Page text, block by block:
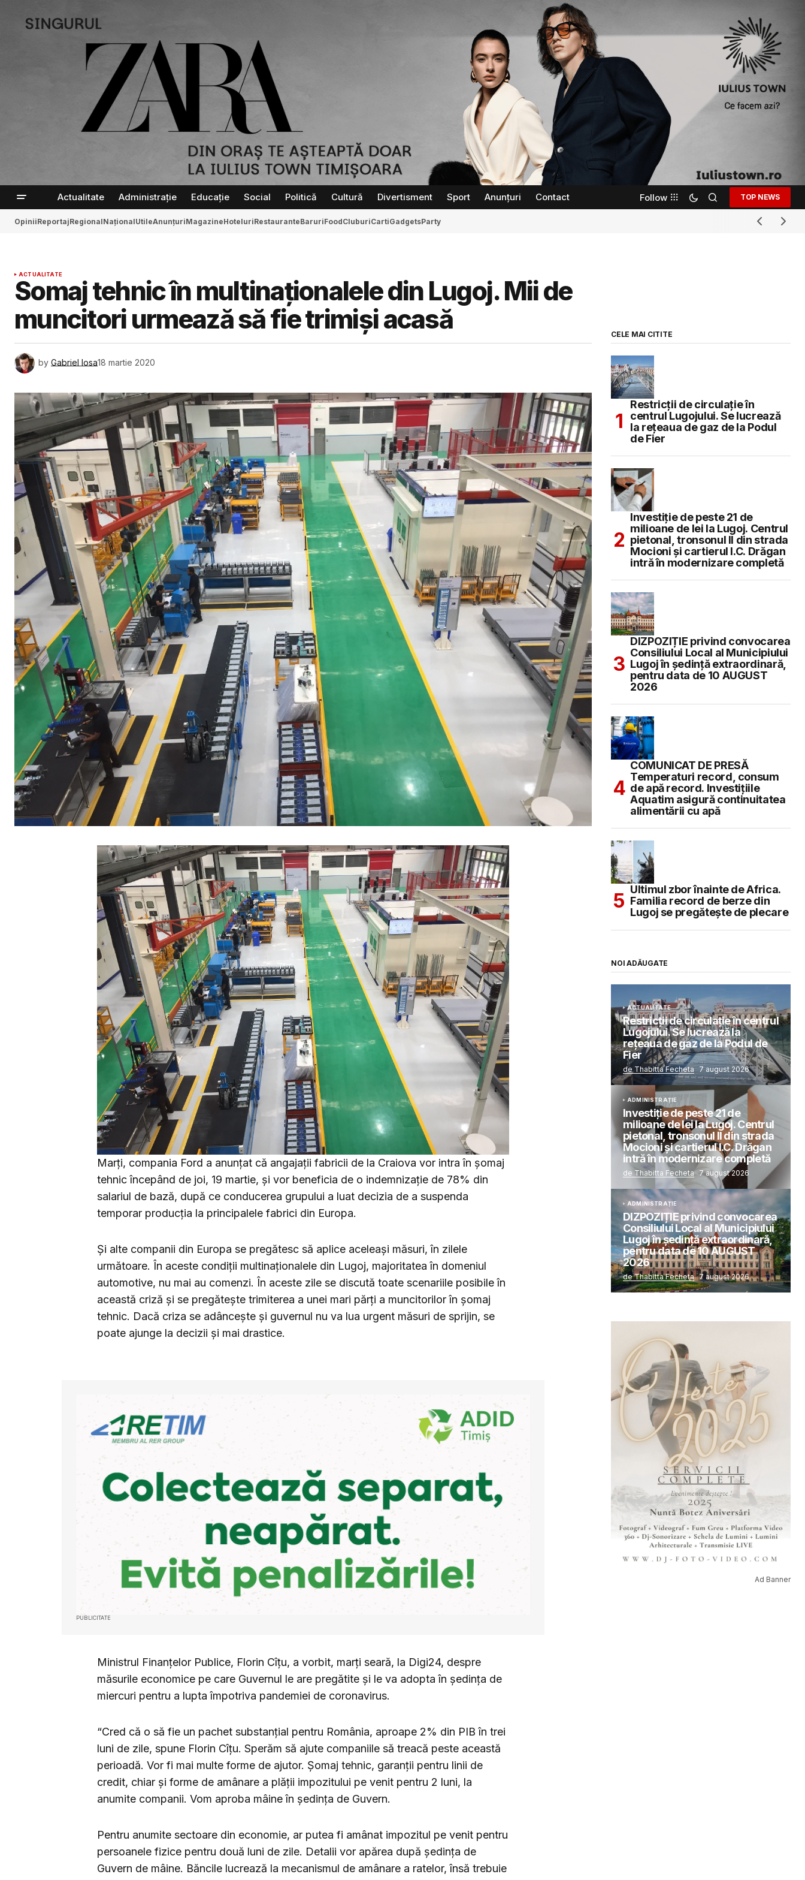
Actualitate Administrație Educație Social Politică Cultură Divertisment Sport Anunțuri Contact Follow TOP NEWS
OpiniiReportajRegionalNaționalUtileAnunțuriMagazineHoteluriRestauranteBaruriFoodCluburiCartiGadgetsParty
ACTUALITATE
Somaj tehnic în multinaționalele din Lugoj. Mii de
muncitori urmează să fie trimiși acasă
by Gabriel Iosa18 martie 2020
Marţi, compania Ford a anunţat că angajaţii fabricii de la Craiova vor intra în şomaj
tehnic începând de joi, 19 martie, şi vor beneficia de o indemnizaţie de 78% din
salariul de bază, după ce conducerea grupului a luat decizia de a suspenda
temporar producţia la principalele fabrici din Europa.
Și alte companii din Europa se pregătesc să aplice aceleași măsuri, în zilele
următoare. În aceste condiții multinaționalele din Lugoj, majoritatea în domeniul
automotive, nu mai au comenzi. În aceste zile se discută toate scenariile posibile în
această criză și se pregătește trimiterea a unei mari părți a muncitorilor în șomaj
tehnic. Dacă criza se adâncește și guvernul nu va lua urgent măsuri de sprijin, se
poate ajunge la decizii și mai drastice.
PUBLICITATE
Ministrul Finanţelor Publice, Florin Cîţu, a vorbit, marţi seară, la Digi24, despre
măsurile economice pe care Guvernul le are pregătite şi le va adopta în şedinţa de
miercuri pentru a lupta împotriva pandemiei de coronavirus.
“Cred că o să fie un pachet substanţial pentru România, aproape 2% din PIB în trei
luni de zile, spune Florin Cîţu. Sperăm să ajute companiile să treacă peste această
perioadă. Vor fi mai multe forme de ajutor. Şomaj tehnic, garanţii pentru linii de
credit, chiar şi forme de amânare a plăţii impozitului pe venit pentru 2 luni, la
anumite companii. Vom aproba mâine în şedinţa de Guvern.
Pentru anumite sectoare din economie, ar putea fi amânat impozitul pe venit pentru
persoanele fizice pentru două luni de zile. Detalii vor apărea după şedinţa de
Guvern de mâine. Băncile lucrează la mecanismul de amânare a ratelor, însă trebuie
CELE MAI CITITE
Restricții de circulație în
centrul Lugojului. Se lucrează
la rețeaua de gaz de la Podul
de Fier
Investiție de peste 21 de
milioane de lei la Lugoj. Centrul
pietonal, tronsonul II din strada
Mocioni și cartierul I.C. Drăgan
intră în modernizare completă
DIZPOZIȚIE privind convocarea
Consiliului Local al Municipiului
Lugoj în şedinţă extraordinară,
pentru data de 10 AUGUST
2026
COMUNICAT DE PRESĂ
Temperaturi record, consum
de apă record. Investițiile
Aquatim asigură continuitatea
alimentării cu apă
Ultimul zbor înainte de Africa.
Familia record de berze din
Lugoj se pregătește de plecare
NOI ADĂUGATE
ACTUALITATE
Restricții de circulație în centrul
Lugojului. Se lucrează la
rețeaua de gaz de la Podul de
Fier
de Thabitta Fecheta 7 august 2026
ADMINISTRAȚIE
Investiție de peste 21 de
milioane de lei la Lugoj. Centrul
pietonal, tronsonul II din strada
Mocioni și cartierul I.C. Drăgan
intră în modernizare completă
de Thabitta Fecheta 7 august 2026
ADMINISTRAȚIE
DIZPOZIȚIE privind convocarea
Consiliului Local al Municipiului
Lugoj în şedinţă extraordinară,
pentru data de 10 AUGUST
2026
de Thabitta Fecheta 7 august 2026
Ad Banner